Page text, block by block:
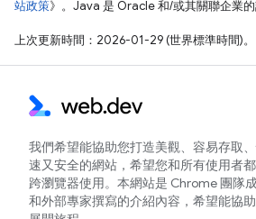
站政策》。Java 是 Oracle 和/或其關聯企業的
上次更新時間：2026-01-29 (世界標準時間)。
我們希望能協助您打造美觀、容易存取
速又安全的網站，希望您和所有使用者
跨瀏覽器使用。本網站是 Chrome 團隊
和外部專家撰寫的介紹內容，希望能協